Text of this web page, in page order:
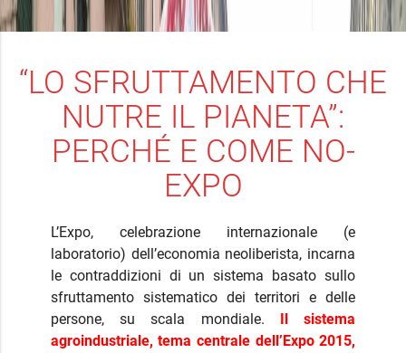
“LO SFRUTTAMENTO CHE
NUTRE IL PIANETA”:
PERCHÉ E COME NO-
EXPO
L’Expo, celebrazione internazionale (e
laboratorio) dell’economia neoliberista, incarna
le contraddizioni di un sistema basato sullo
sfruttamento sistematico dei territori e delle
persone, su scala mondiale.
Il sistema
agroindustriale, tema centrale dell’Expo 2015,